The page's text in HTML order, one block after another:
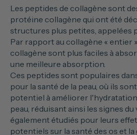
Les peptides de collagène sont
protéine collagène qui ont été
structures plus petites, appelées
Par rapport au collagène « entier
collagène sont plus faciles à
une meilleure absorption.
Ces peptides sont populaires
pour la santé de la peau, où ils
potentiel à améliorer
peau, réduisant ainsi les signes
également étudiés pour leurs
potentiels sur la santé des os et